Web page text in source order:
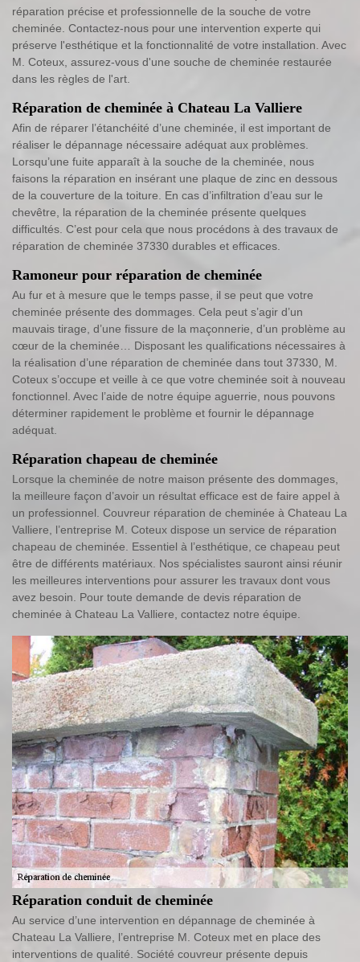
réparation précise et professionnelle de la souche de votre
cheminée. Contactez-nous pour une intervention experte qui
préserve l'esthétique et la fonctionnalité de votre installation. Avec
M. Coteux, assurez-vous d'une souche de cheminée restaurée
dans les règles de l'art.
Réparation de cheminée à Chateau La Valliere
Afin de réparer l’étanchéité d’une cheminée, il est important de
réaliser le dépannage nécessaire adéquat aux problèmes.
Lorsqu’une fuite apparaît à la souche de la cheminée, nous
faisons la réparation en insérant une plaque de zinc en dessous
de la couverture de la toiture. En cas d’infiltration d’eau sur le
chevêtre, la réparation de la cheminée présente quelques
difficultés. C’est pour cela que nous procédons à des travaux de
réparation de cheminée 37330 durables et efficaces.
Ramoneur pour réparation de cheminée
Au fur et à mesure que le temps passe, il se peut que votre
cheminée présente des dommages. Cela peut s’agir d’un
mauvais tirage, d’une fissure de la maçonnerie, d’un problème au
cœur de la cheminée… Disposant les qualifications nécessaires à
la réalisation d’une réparation de cheminée dans tout 37330, M.
Coteux s’occupe et veille à ce que votre cheminée soit à nouveau
fonctionnel. Avec l’aide de notre équipe aguerrie, nous pouvons
déterminer rapidement le problème et fournir le dépannage
adéquat.
Réparation chapeau de cheminée
Lorsque la cheminée de notre maison présente des dommages,
la meilleure façon d’avoir un résultat efficace est de faire appel à
un professionnel. Couvreur réparation de cheminée à Chateau La
Valliere, l’entreprise M. Coteux dispose un service de réparation
chapeau de cheminée. Essentiel à l’esthétique, ce chapeau peut
être de différents matériaux. Nos spécialistes sauront ainsi réunir
les meilleures interventions pour assurer les travaux dont vous
avez besoin. Pour toute demande de devis réparation de
cheminée à Chateau La Valliere, contactez notre équipe.
Réparation conduit de cheminée
Au service d’une intervention en dépannage de cheminée à
Chateau La Valliere, l’entreprise M. Coteux met en place des
interventions de qualité. Société couvreur présente depuis